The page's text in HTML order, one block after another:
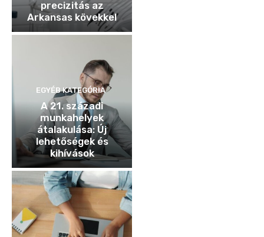
precizitás az
Arkansas kövekkel
EGYÉB KATEGÓRIA
A 21. századi
munkahelyek
átalakulása: Új
lehetőségek és
kihívások